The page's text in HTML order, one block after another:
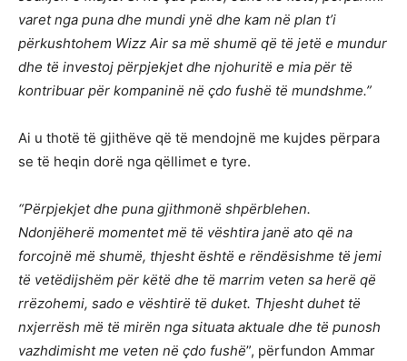
varet nga puna dhe mundi ynë dhe kam në plan t’i
përkushtohem Wizz Air sa më shumë që të jetë e mundur
dhe të investoj përpjekjet dhe njohuritë e mia për të
kontribuar për kompaninë në çdo fushë të mundshme.”
Ai u thotë të gjithëve që të mendojnë me kujdes përpara
se të heqin dorë nga qëllimet e tyre.
“Përpjekjet dhe puna gjithmonë shpërblehen.
Ndonjëherë momentet më të vështira janë ato që na
forcojnë më shumë, thjesht është e rëndësishme të jemi
të vetëdijshëm për këtë dhe të marrim veten sa herë që
rrëzohemi, sado e vështirë të duket. Thjesht duhet të
nxjerrësh më të mirën nga situata aktuale dhe të punosh
vazhdimisht me veten në çdo fushë”, përfundon Ammar